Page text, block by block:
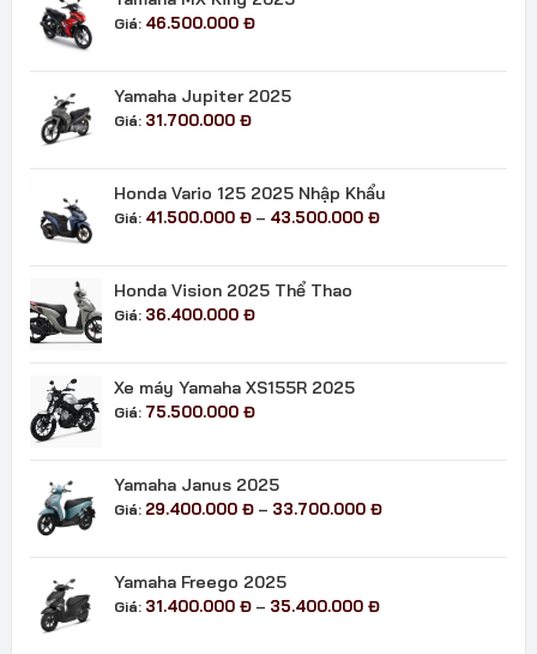
Giá: 46.500.000 Đ
Yamaha Jupiter 2025
Giá: 31.700.000 Đ
Honda Vario 125 2025 Nhập Khẩu
Giá: 41.500.000 Đ – 43.500.000 ĐKhoảng
Honda Vision 2025 Thể Thao
Giá: 36.400.000 Đ
Xe máy Yamaha XS155R 2025
Giá: 75.500.000 Đ
Yamaha Janus 2025
Giá: 29.400.000 Đ – 33.700.000 ĐKhoảng
Yamaha Freego 2025
Giá: 31.400.000 Đ – 35.400.000 ĐKhoảng